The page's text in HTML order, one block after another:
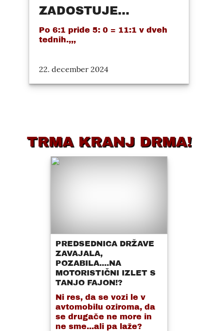
ZADOSTUJE...
Po 6:1 pride 5: 0 = 11:1 v dveh
tednih.,,,
22. december 2024
TRMA KRANJ DRMA!
PREDSEDNICA DRŽAVE
ZAVAJALA,
POZABILA....NA
MOTORISTIČNI IZLET S
TANJO FAJON!?
Ni res, da se vozi le v
avtomobilu oziroma, da
se drugače ne more in
ne sme...ali pa laže?